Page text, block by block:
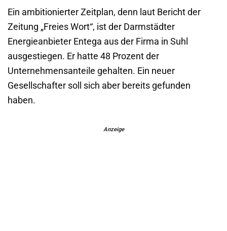
Ein ambitionierter Zeitplan, denn laut Bericht der
Zeitung „Freies Wort“, ist der Darmstädter
Energieanbieter Entega aus der Firma in Suhl
ausgestiegen. Er hatte 48 Prozent der
Unternehmensanteile gehalten. Ein neuer
Gesellschafter soll sich aber bereits gefunden
haben.
Anzeige